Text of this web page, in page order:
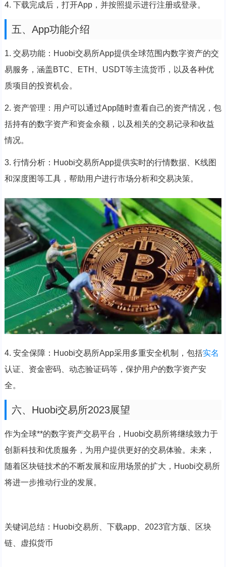
4. 下载完成后，打开App，并按照提示进行注册或登录。
五、App功能介绍
1. 交易功能：Huobi交易所App提供全球范围内数字资产的交
易服务，涵盖BTC、ETH、USDT等主流货币，以及各种优
质项目的投资机会。
2. 资产管理：用户可以通过App随时查看自己的资产情况，包
括持有的数字资产和资金余额，以及相关的交易记录和收益
情况。
3. 行情分析：Huobi交易所App提供实时的行情数据、K线图
和深度图等工具，帮助用户进行市场分析和交易决策。
4. 安全保障：Huobi交易所App采用多重安全机制，包括实名
认证、资金密码、动态验证码等，保护用户的数字资产安
全。
六、Huobi交易所2023展望
作为全球**的数字资产交易平台，Huobi交易所将继续致力于
创新科技和优质服务，为用户提供更好的交易体验。未来，
随着区块链技术的不断发展和应用场景的扩大，Huobi交易所
将进一步推动行业的发展。
关键词总结：Huobi交易所、下载app、2023官方版、区块
链、虚拟货币